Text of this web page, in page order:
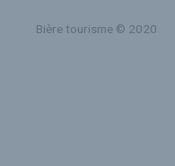
Bière tourisme © 2020